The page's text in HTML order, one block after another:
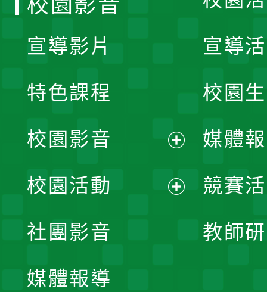
宣導
校園
媒體
競賽
教師
宣導影片
特色課程
校園影音
開
校園活動
社團影音
媒體報導